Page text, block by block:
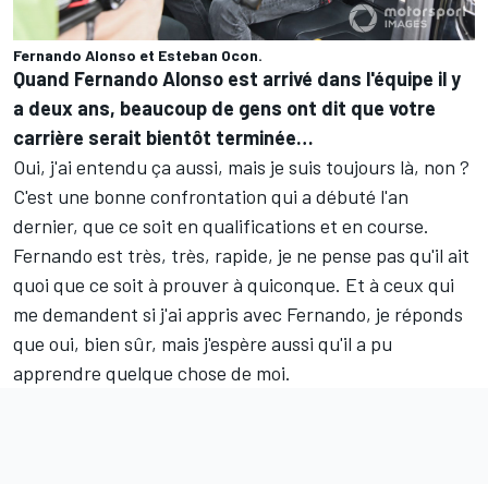
Fernando Alonso et Esteban Ocon.
Quand Fernando Alonso est arrivé dans l'équipe il y
a deux ans, beaucoup de gens ont dit que votre
carrière serait bientôt terminée…
Oui, j'ai entendu ça aussi, mais je suis toujours là, non ?
C'est une bonne confrontation qui a débuté l'an
dernier, que ce soit en qualifications et en course.
Fernando est très, très, rapide, je ne pense pas qu'il ait
quoi que ce soit à prouver à quiconque. Et à ceux qui
me demandent si j'ai appris avec Fernando, je réponds
que oui, bien sûr, mais j'espère aussi qu'il a pu
apprendre quelque chose de moi.